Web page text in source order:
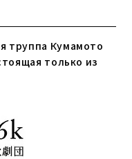
труппа Кумамото
только из